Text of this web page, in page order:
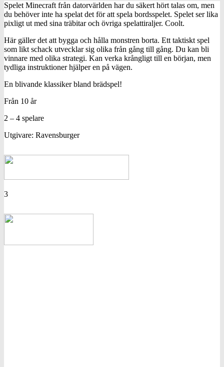
Spelet Minecraft från datorvärlden har du säkert hört talas om, men
du behöver inte ha spelat det för att spela bordsspelet. Spelet ser lika
pixligt ut med sina träbitar och övriga spelattiraljer. Coolt.
Här gäller det att bygga och hålla monstren borta. Ett taktiskt spel
som likt schack utvecklar sig olika från gång till gång. Du kan bli
vinnare med olika strategi. Kan verka krångligt till en början, men
tydliga instruktioner hjälper en på vägen.
En blivande klassiker bland brädspel!
Från 10 år
2 – 4 spelare
Utgivare: Ravensburger
3